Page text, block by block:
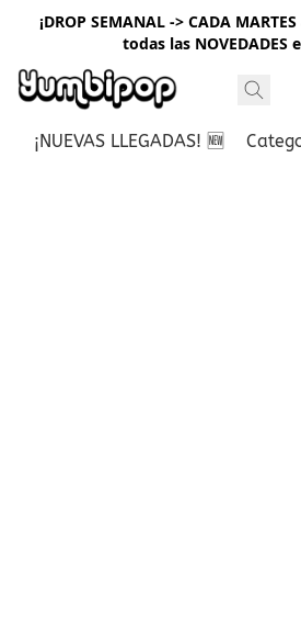
¡DROP SEMANAL -> CADA
todas las NOVEDADES
¡NUEVAS LLEGADAS! 🆕